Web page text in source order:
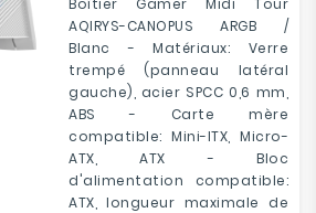
Boîtier Gamer Midi Tour
AQIRYS-CANOPUS ARGB /
Blanc - Matériaux: Verre
trempé (panneau latéral
gauche), acier SPCC 0,6 mm,
ABS - Carte mère
compatible: Mini-ITX, Micro-
ATX, ATX - Bloc
d'alimentation compatible:
ATX, longueur maximale de